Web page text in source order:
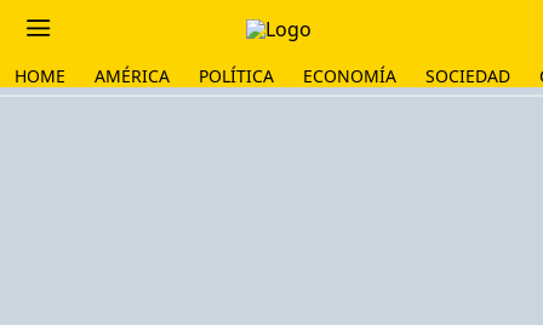
HOME AMÉRICA POLÍTICA ECONOMÍA SOCIEDAD